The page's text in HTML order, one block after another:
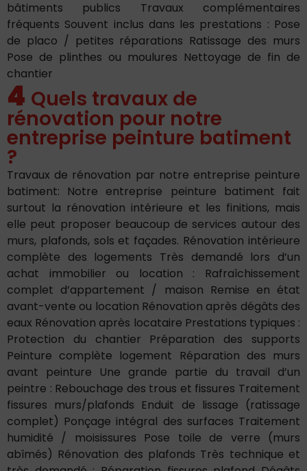
bâtiments publics Travaux complémentaires
fréquents Souvent inclus dans les prestations : Pose
de placo / petites réparations Ratissage des murs
Pose de plinthes ou moulures Nettoyage de fin de
chantier
4 Quels travaux de
rénovation pour notre
entreprise peinture batiment
?
Travaux de rénovation par notre entreprise peinture
batiment: Notre entreprise peinture batiment fait
surtout la rénovation intérieure et les finitions, mais
elle peut proposer beaucoup de services autour des
murs, plafonds, sols et façades. Rénovation intérieure
complète des logements Très demandé lors d’un
achat immobilier ou location : Rafraîchissement
complet d’appartement / maison Remise en état
avant-vente ou location Rénovation après dégâts des
eaux Rénovation après locataire Prestations typiques :
Protection du chantier Préparation des supports
Peinture complète logement Réparation des murs
avant peinture Une grande partie du travail d’un
peintre : Rebouchage des trous et fissures Traitement
fissures murs/plafonds Enduit de lissage (ratissage
complet) Ponçage intégral des surfaces Traitement
humidité / moisissures Pose toile de verre (murs
abîmés) Rénovation des plafonds Très technique et